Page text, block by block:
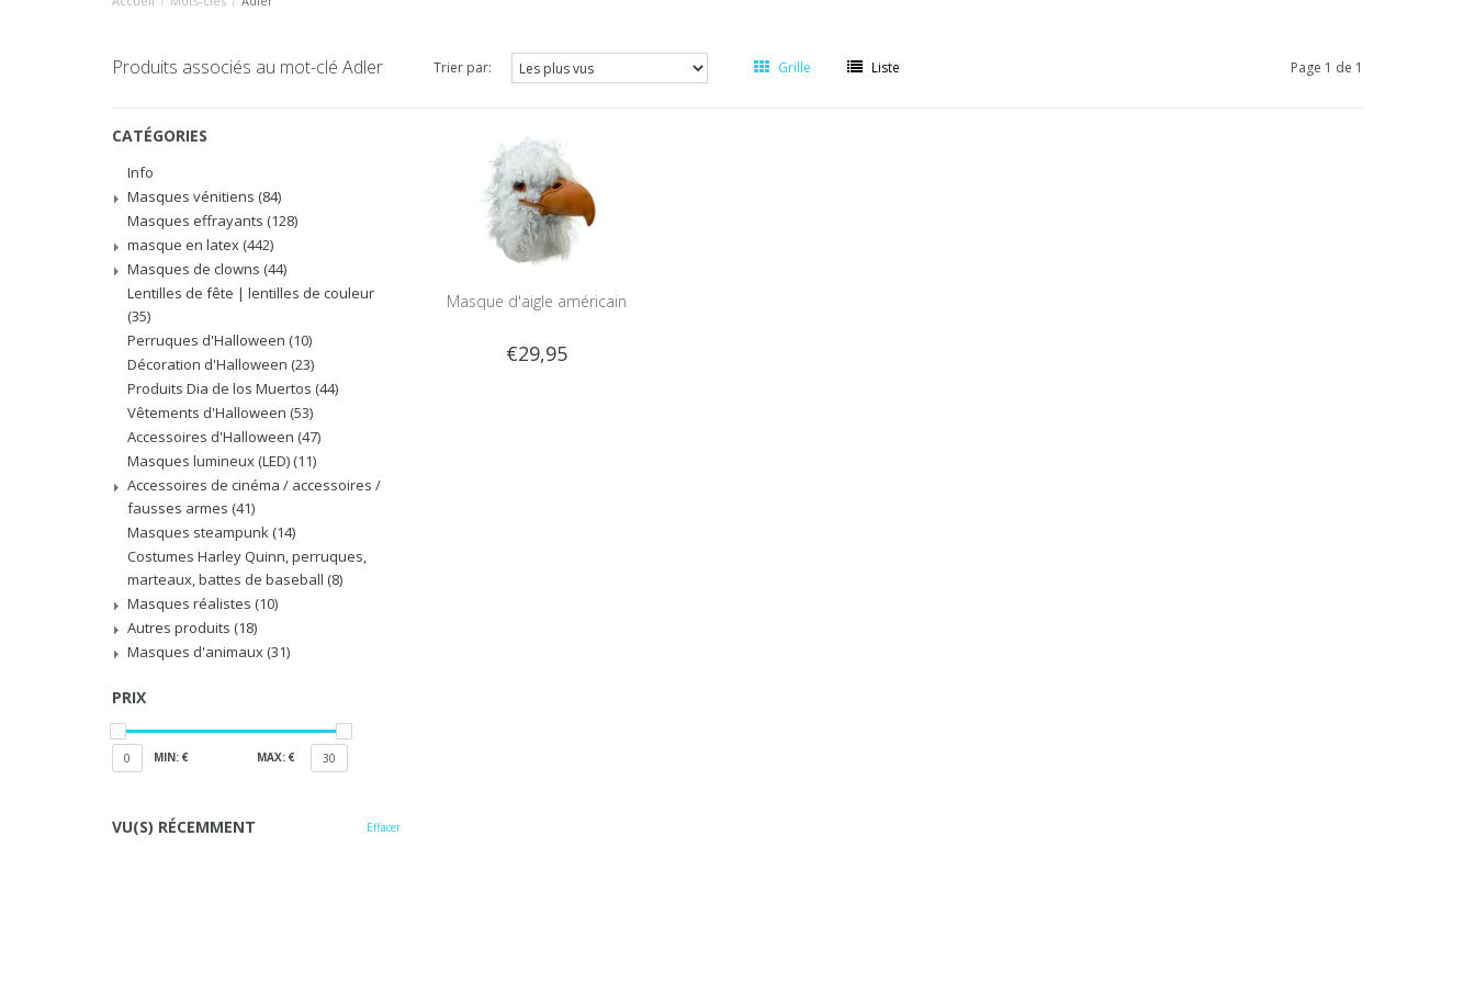
Produits associés au mot-clé Adler Trier par: Grille Liste Page 1 de 1
CATÉGORIES
Info
Masques vénitiens (84)
Masques effrayants (128)
masque en latex (442)
Masques de clowns (44)
Lentilles de fête | lentilles de couleur
(35)
Perruques d'Halloween (10)
Décoration d'Halloween (23)
Produits Dia de los Muertos (44)
Vêtements d'Halloween (53)
Accessoires d'Halloween (47)
Masques lumineux (LED) (11)
Accessoires de cinéma / accessoires /
fausses armes (41)
Masques steampunk (14)
Costumes Harley Quinn, perruques,
marteaux, battes de baseball (8)
Masques réalistes (10)
Autres produits (18)
Masques d'animaux (31)
PRIX
0 MIN: € MAX: € 30
VU(S) RÉCEMMENT Effacer
Masque d'aigle américain
€29,95